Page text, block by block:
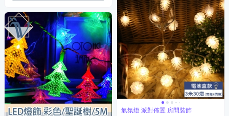
氣氛燈 派對佈置 房間裝飾